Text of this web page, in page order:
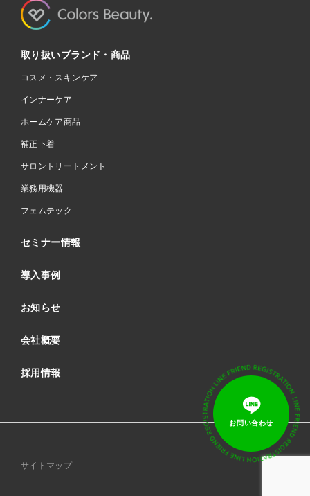
取り扱いブランド・商品
コスメ・スキンケア
インナーケア
ホームケア商品
補正下着
サロントリートメント
業務用機器
フェムテック
セミナー情報
導入事例
お知らせ
会社概要
採用情報
サイトマップ